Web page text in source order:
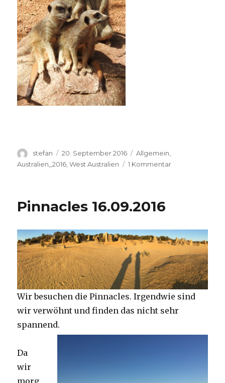
Autor
stefan
Veröffentlicht
am
20. September 2016 Kategorien
Allgemein,
Australien_2016 ,West Australien 1 Kommentarzu
Pinnacles 16.09.2016
Wir besuchen die Pinnacles. Irgendwie sind
wir verwöhnt und finden das nicht sehr
spannend.
Da
wir
morg